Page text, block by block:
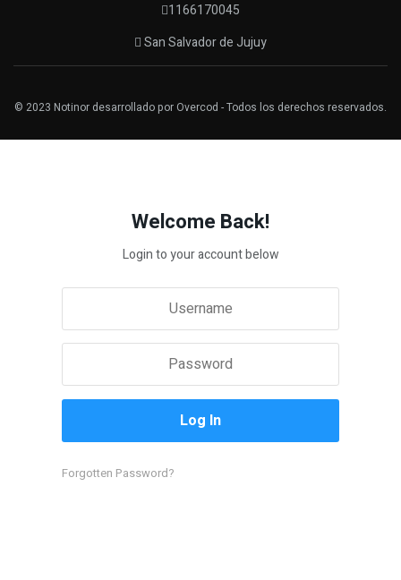
1166170045
San Salvador de Jujuy
© 2023 Notinor desarrollado por Overcod - Todos los derechos reservados.
Welcome Back!
Login to your account below
Forgotten Password?